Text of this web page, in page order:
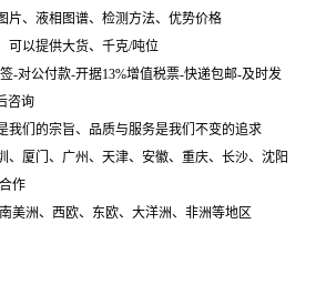
片、液相图谱、检测方法、优势价格
可以提供大货、千克/吨位
-对公付款-开据13%增值税票-快递包邮-及时发
咨询
我们的宗旨、品质与服务是我们不变的追求
、厦门、广州、天津、安徽、重庆、长沙、沈阳
作
美洲、西欧、东欧、大洋洲、非洲等地区